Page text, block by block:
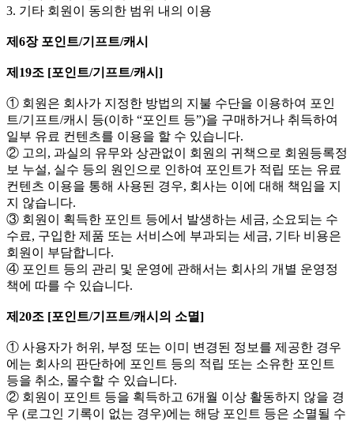
3. 기타 회원이 동의한 범위 내의 이용
제6장 포인트/기프트/캐시
제19조 [포인트/기프트/캐시]
① 회원은 회사가 지정한 방법의 지불 수단을 이용하여 포인
트/기프트/캐시 등(이하 “포인트 등”)을 구매하거나 취득하여
일부 유료 컨텐츠를 이용을 할 수 있습니다.
② 고의, 과실의 유무와 상관없이 회원의 귀책으로 회원등록정
보 누설, 실수 등의 원인으로 인하여 포인트가 적립 또는 유료
컨텐츠 이용을 통해 사용된 경우, 회사는 이에 대해 책임을 지
지 않습니다.
③ 회원이 획득한 포인트 등에서 발생하는 세금, 소요되는 수
수료, 구입한 제품 또는 서비스에 부과되는 세금, 기타 비용은
회원이 부담합니다.
④ 포인트 등의 관리 및 운영에 관해서는 회사의 개별 운영정
책에 따를 수 있습니다.
제20조 [포인트/기프트/캐시의 소멸]
① 사용자가 허위, 부정 또는 이미 변경된 정보를 제공한 경우
에는 회사의 판단하에 포인트 등의 적립 또는 소유한 포인트
등을 취소, 몰수할 수 있습니다.
② 회원이 포인트 등을 획득하고 6개월 이상 활동하지 않을 경
우 (로그인 기록이 없는 경우)에는 해당 포인트 등은 소멸될 수